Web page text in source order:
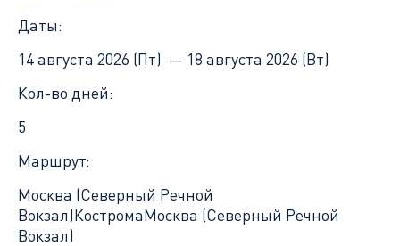
Даты:
14 августа 2026 (Пт) — 18 августа 2026 (Вт)
Кол-во дней:
5
Маршрут:
Москва (Северный Речной
Вокзал)КостромаМосква (Северный Речной
Вокзал)